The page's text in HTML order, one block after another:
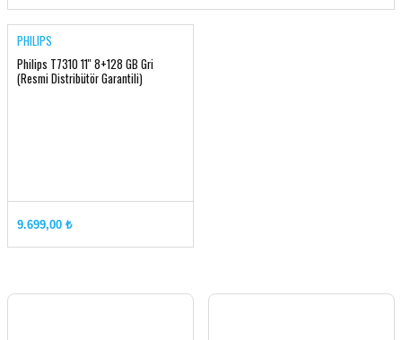
PHILIPS
Philips T7310 11'' 8+128 GB Gri
(Resmi Distribütör Garantili)
9.699,00 ₺